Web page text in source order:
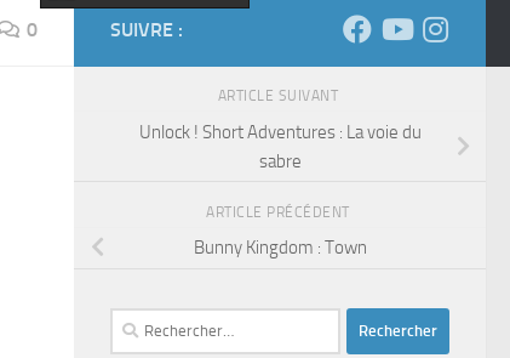
0 SUIVRE :
ARTICLE SUIVANT
Unlock ! Short Adventures : La voie du
sabre
ARTICLE PRÉCÉDENT
Bunny Kingdom : Town
Rechercher :